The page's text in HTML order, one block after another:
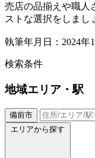
売店の品揃えや職人
ストな選択をしまし
執筆年月日：2024年
検索条件
地域エリア・駅
備前市
エリアから探す